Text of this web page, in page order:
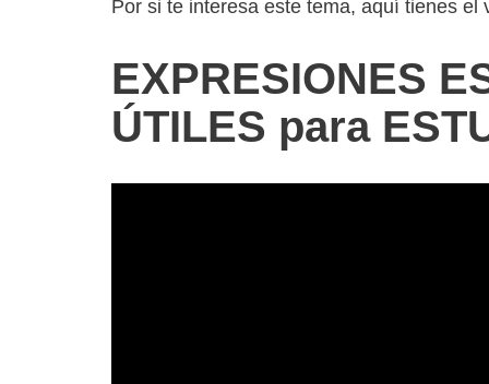
Por si te interesa este tema, aquí tienes el
EXPRESIONES
ÚTILES para